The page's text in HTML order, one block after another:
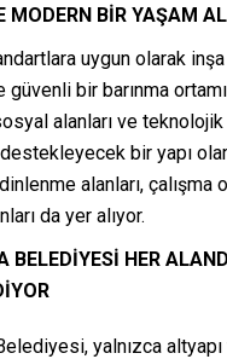
MODERN BİR YAŞAM
uygun olarak
bir barınma
alanları ve
destekleyecek bir yapı
alanları, çalışma
da yer alıyor.
BELEDİYESİ HER
yalnızca